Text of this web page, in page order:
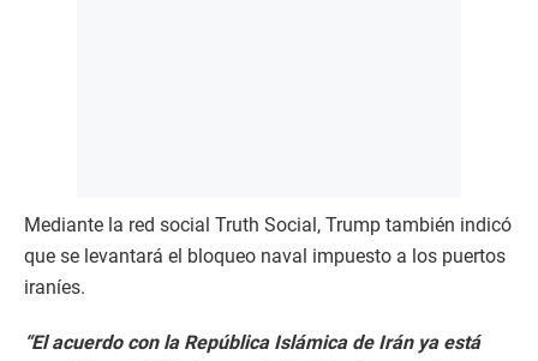
Mediante la red social Truth Social, Trump también indicó
que se levantará el bloqueo naval impuesto a los puertos
iraníes.
“El acuerdo con la República Islámica de Irán ya está